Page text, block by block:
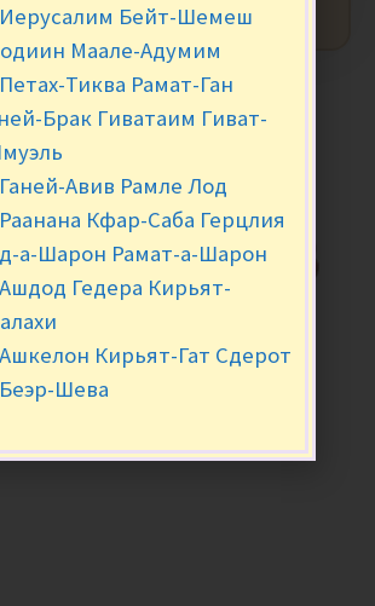
Бейт-Шемеш
Маале-Адумим
Тиква Рамат-Ган
Брак Гиватаим Гиват-
Авив Рамле Лод
Кфар-Саба Герцлия
а-Шарон Рамат-а-Шарон
Гедера Кирьят-
Кирьят-Гат Сдерот
Шева